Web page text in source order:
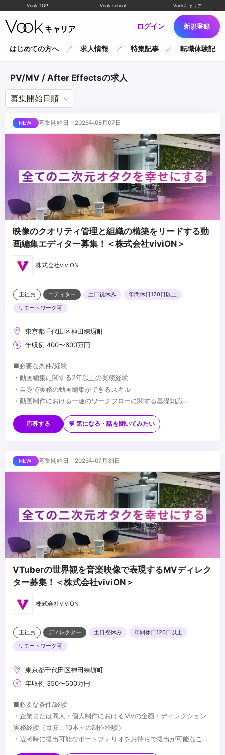
Vook TOP Vook school Vookキャリア
ログイン 新規登録
はじめての方へ 求人情報 特集記事 転職体験記
PV/MV / After Effectsの求人
募集開始日 : 2026年08月07日
映像のクオリティ管理と組織の構築をリードする動
画編集エディター募集！＜株式会社viviON＞
株式会社viviON
正社員 エディター 土日祝休み
年間休日120日以上
リモートワーク可
東京都千代田区神田練塀町
年収例 400〜600万円
■必要な条件/経験
・動画編集に関する2年以上の実務経験
・自身で実務の動画編集ができるスキル
・動画制作における一連のワークフローに関する基礎知識
※ご応募の際は、ご自身のスキルがわかるポートフォリオ（実績リ
ンクやデモリールなど）の提出が必須となります。
・外部の個人クリエイターや制作会社への外注管理、進行管理の実
務経験
経験
・Adobe Illustrator、Photoshopを用いたグラフィックやテロップ
・若手メンバーに対する育成、技術指導の経験
・編集チームの進行管理、タスクアサインの経験
・制作体制、ワークフローの構築および改善経験
・コンテンツづくりに対して主体的に取り組める姿勢
・変化の多い環境でも柔軟に対応できる柔軟性
...
応募する 💬 気になる・話を聞いてみたい
募集開始日 : 2026年07月31日
VTuberの世界観を音楽映像で表現するMVディレク
ター募集！＜株式会社viviON＞
株式会社viviON
正社員 ディレクター 土日祝休み
年間休日120日以上
リモートワーク可
東京都千代田区神田練塀町
年収例 350〜500万円
■必要な条件/経験
・企業または同人・個人制作におけるMVの企画・ディレクション
実務経験（目安：10本～の制作経験）
・選考時に提出可能なポートフォリオをお持ちで提出が可能なこと